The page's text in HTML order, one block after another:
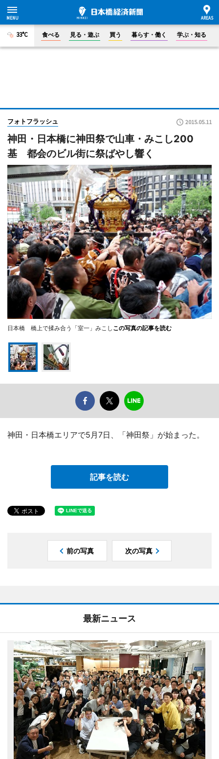
33°C 食べる 見る・遊ぶ 買う 暮らす・働く 学ぶ・知る
フォトフラッシュ 2015.05.11
神田・日本橋に神田祭で山車・みこし200
基 都会のビル街に祭ばやし響く
日本橋 橋上で揉み合う「室一」みこし この写真の記事を読む
神田・日本橋エリアで5月7日、「神田祭」が始まった。
記事を読む
前の写真 次の写真
最新ニュース